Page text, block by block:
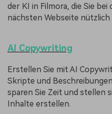
der KI in Filmora, die Sie
nächsten Webseite
AI Copywriting
Erstellen Sie mit AI
Skripte und
sparen Sie Zeit und stellen
Inhalte erstellen.